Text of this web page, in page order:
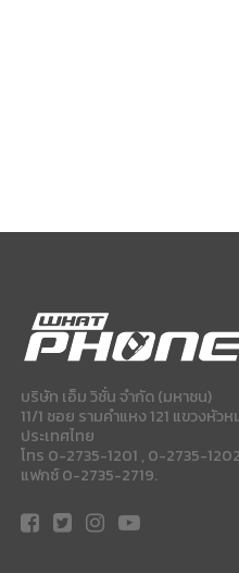
บริษัท เอ็ม วิชั่น จำกัด (มหาชน)
11/1 ซอย รามคำแหง 121 แขวงหั
ประเทศไทย
โทร 0-2735-1201 , 0-2735-
แฟกซ์ 0-2735-2719.